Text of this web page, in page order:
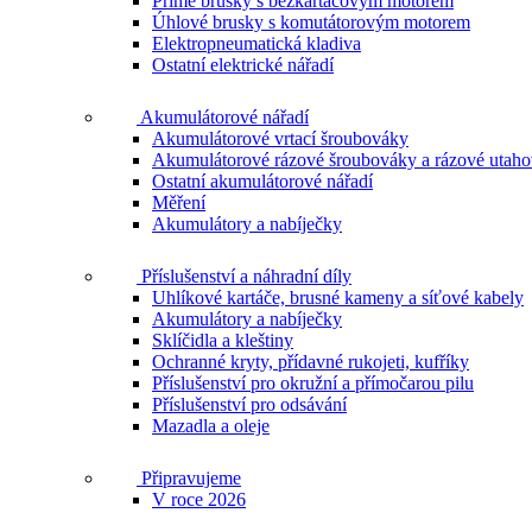
Úhlové brusky s komutátorovým motorem
Elektropneumatická kladiva
Ostatní elektrické nářadí
Akumulátorové nářadí
Akumulátorové vrtací šroubováky
Akumulátorové rázové šroubováky a rázové
Ostatní akumulátorové nářadí
Měření
Akumulátory a nabíječky
Příslušenství a náhradní díly
Uhlíkové kartáče, brusné kameny a síťové kabely
Akumulátory a nabíječky
Sklíčidla a kleštiny
Ochranné kryty, přídavné rukojeti, kufříky
Příslušenství pro okružní a přímočarou pilu
Příslušenství pro odsávání
Mazadla a oleje
Připravujeme
V roce 2026